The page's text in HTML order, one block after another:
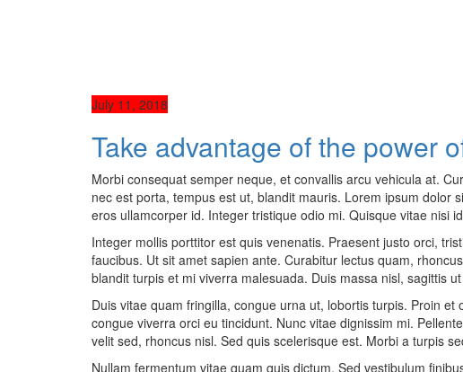
July 11, 2018
Take advantage of the power
Morbi consequat semper neque, et convallis arcu vehicula at.
nec est porta, tempus est ut, blandit mauris. Lorem ipsum dolor
eros ullamcorper id. Integer tristique odio mi. Quisque vitae nisi
Integer mollis porttitor est quis venenatis. Praesent justo orci,
faucibus. Ut sit amet sapien ante. Curabitur lectus quam,
blandit turpis et mi viverra malesuada. Duis massa nisl, sagittis
Duis vitae quam fringilla, congue urna ut, lobortis turpis. Proin
congue viverra orci eu tincidunt. Nunc vitae dignissim mi.
velit sed, rhoncus nisl. Sed quis scelerisque est. Morbi a turpis
Nullam fermentum vitae quam quis dictum. Sed vestibulum